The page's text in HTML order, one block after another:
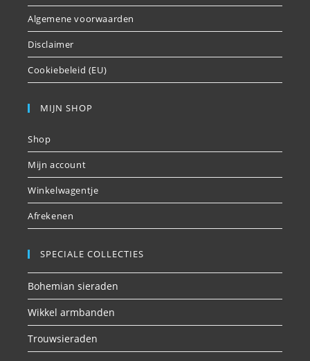
Algemene voorwaarden
Disclaimer
Cookiebeleid (EU)
MIJN SHOP
Shop
Mijn account
Winkelwagentje
Afrekenen
SPECIALE COLLECTIES
Bohemian sieraden
Wikkel armbanden
Trouwsieraden